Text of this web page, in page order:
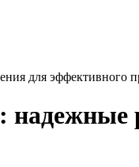
для эффективного